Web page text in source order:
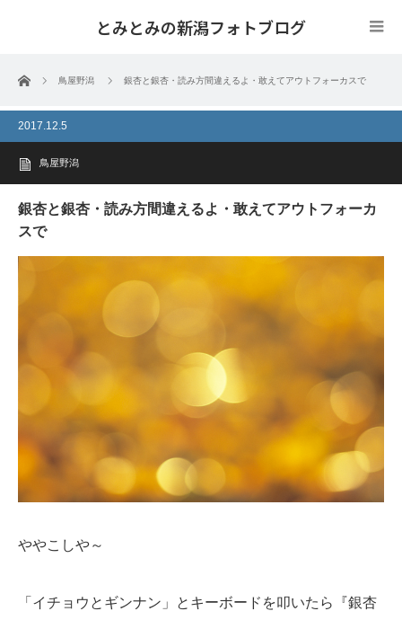
とみとみの新潟フォトブログ
ホーム 鳥屋野潟 銀杏と銀杏・読み方間違えるよ・敢えてアウトフォーカスで
2017.12.5
鳥屋野潟
銀杏と銀杏・読み方間違えるよ・敢えてアウトフォーカ
スで
ややこしや～
「イチョウとギンナン」とキーボードを叩いたら『銀杏